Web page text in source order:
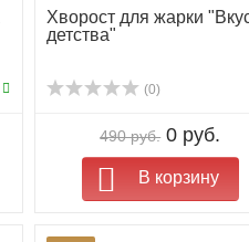
Хворост для жарки
детства"
(0)
490 руб. 0 руб.
В корзину